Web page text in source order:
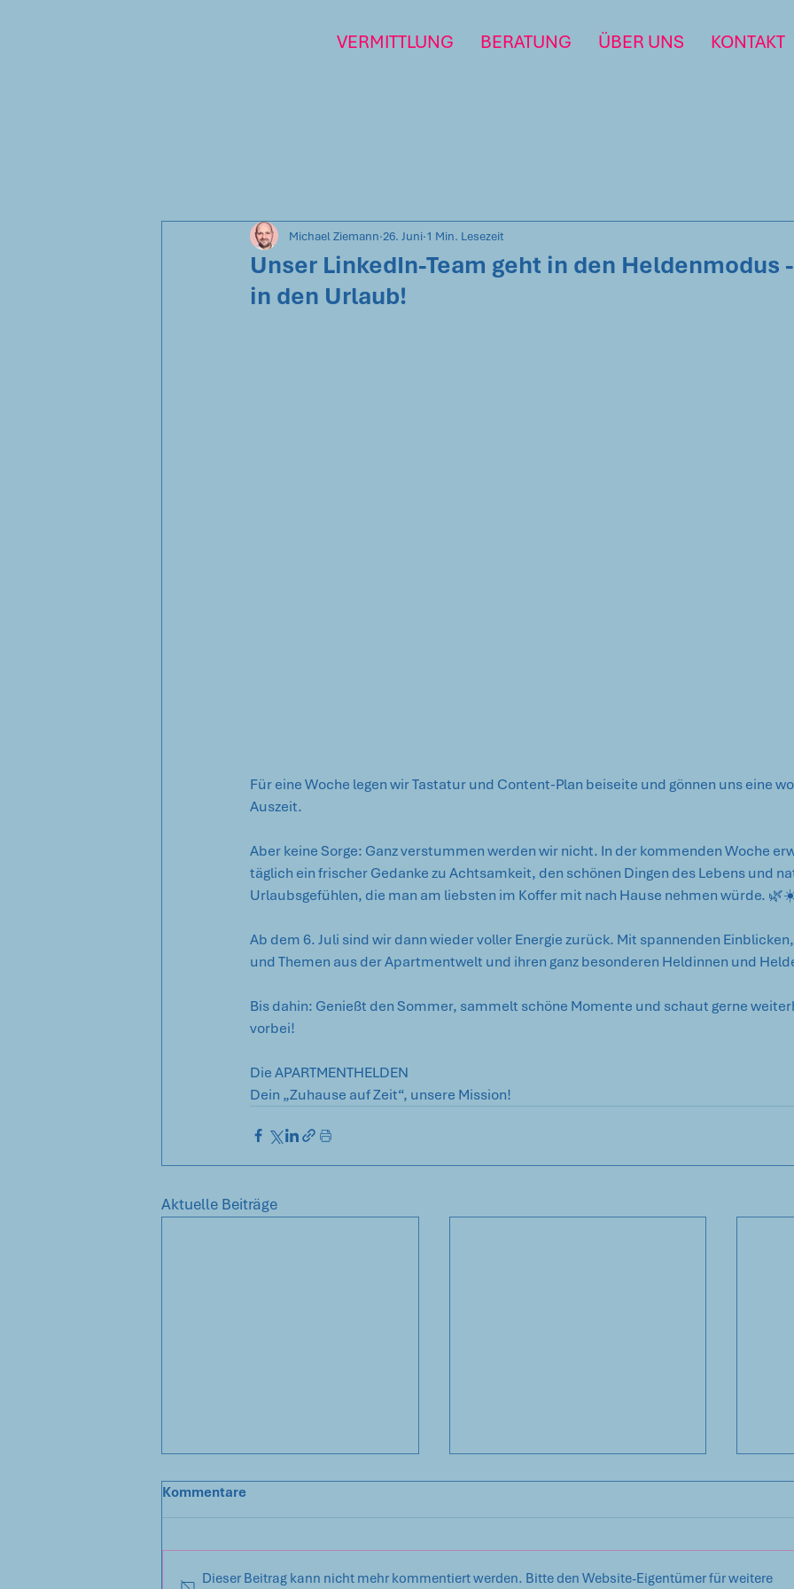
VERMITTLUNG BERATUNG ÜBER UNS KONTAKT
Unser LinkedIn-Team geht in den Heldenmodus
in den Urlaub!
Michael Ziemann 26. Juni 1 Min. Lesezeit
Für eine Woche legen wir Tastatur und Content-Plan beiseite und gönnen uns eine
Auszeit.
Aber keine Sorge: Ganz verstummen werden wir nicht. In der kommenden Woche
täglich ein frischer Gedanke zu Achtsamkeit, den schönen Dingen des Lebens und
Urlaubsgefühlen, die man am liebsten im Koffer mit nach Hause nehmen würde.
Ab dem 6. Juli sind wir dann wieder voller Energie zurück. Mit spannenden
und Themen aus der Apartmentwelt und ihren ganz besonderen Heldinnen und
Bis dahin: Genießt den Sommer, sammelt schöne Momente und schaut gerne
vorbei!
Die APARTMENTHELDEN
Dein „Zuhause auf Zeit“, unsere Mission!
Aktuelle Beiträge
Kommentare
Dieser Beitrag kann nicht mehr kommentiert werden. Bitte den Website-Eigentümer für weitere